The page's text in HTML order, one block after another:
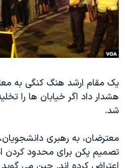
فرهنگ و زندگی
حقوق شهروندی
اقتصادی
اسرائیل در جنگ
گالری عکس
مستندها
انتخابات ریاست جمهوری آمریکا ۲۰۲۴
حمله جمهوری اسلامی به اسرائیل
ورزش زنان در ایران
اعتراضات زن، زندگی، آزادی
تریبونال مردمی آبان ۹۸
دادگاه حمید نوری
دنبال کنید
زبانهای مختلف
یک مقام ارشد هنگ کنگی به
هشدار داد اگر خیابان ها را
شد.
معترضان، به رهبری